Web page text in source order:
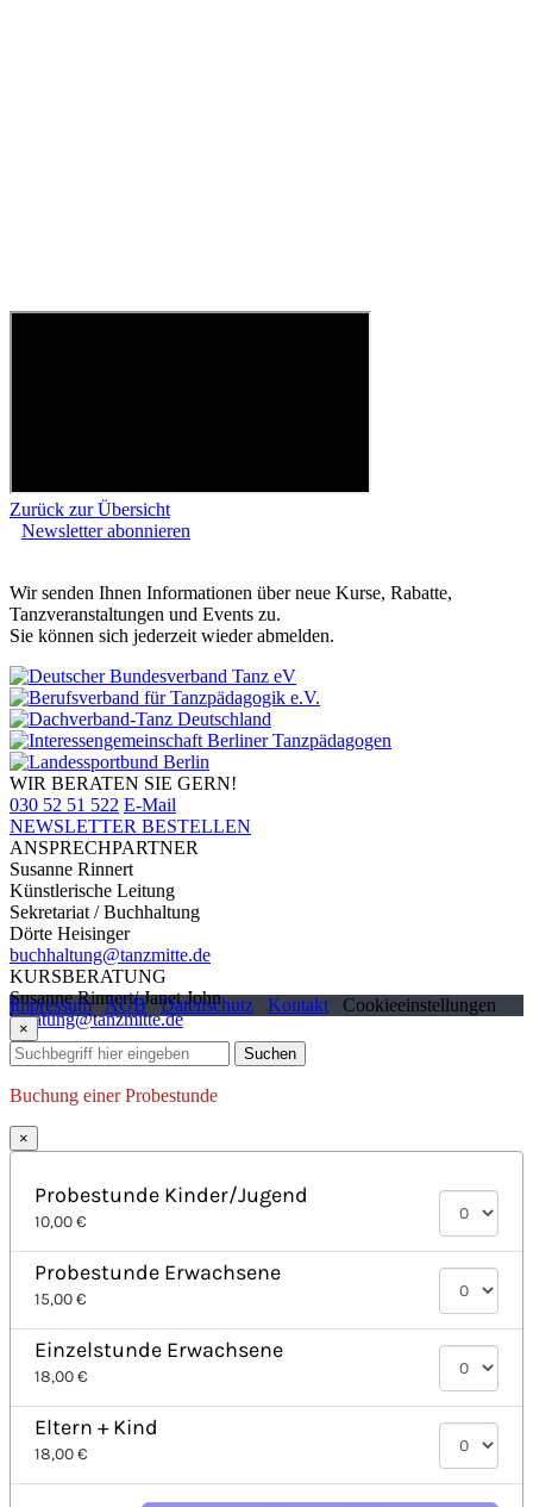
Zurück zur Übersicht
Newsletter abonnieren
Wir senden Ihnen Informationen über neue Kurse, Rabatte,
Tanzveranstaltungen und Events zu.
Sie können sich jederzeit wieder abmelden.
WIR BERATEN SIE GERN!
030 52 51 522 E-Mail
NEWSLETTER BESTELLEN
ANSPRECHPARTNER
Susanne Rinnert
Künstlerische Leitung
Sekretariat / Buchhaltung
Dörte Heisinger
buchhaltung@tanzmitte.de
KURSBERATUNG
Susanne Rinnert/ Janet John
beratung@tanzmitte.de
Impressum AGB Datenschutz Kontakt Cookieeinstellungen
×
Suchen
Buchung einer Probestunde
×